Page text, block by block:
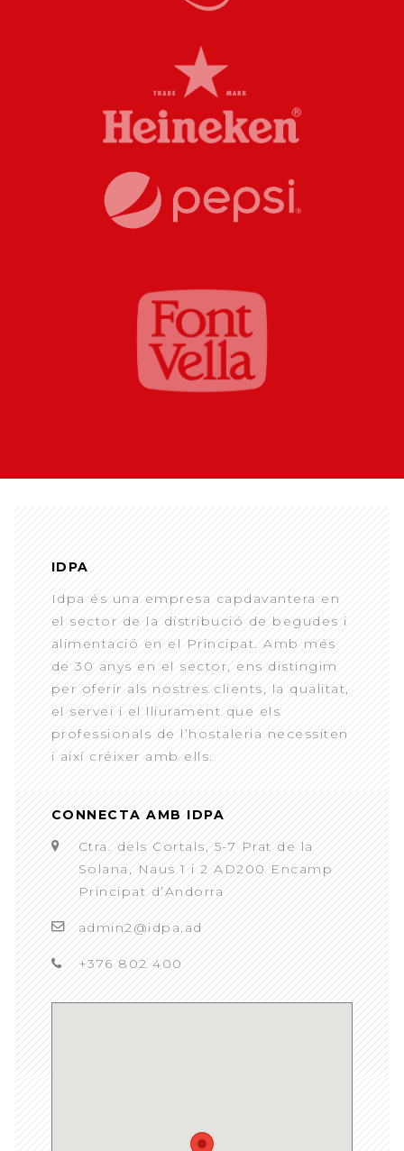
IDPA
Idpa és una empresa capdavantera en
el sector de la distribució de begudes i
alimentació en el Principat. Amb més
de 30 anys en el sector, ens distingim
per oferir als nostres clients, la qualitat,
el servei i el lliurament que els
professionals de l’hostaleria necessiten
i així créixer amb ells.
CONNECTA AMB IDPA
Ctra. dels Cortals, 5-7 Prat de la
Solana, Naus 1 i 2 AD200 Encamp
Principat d’Andorra
admin2@idpa.ad
+376 802 400